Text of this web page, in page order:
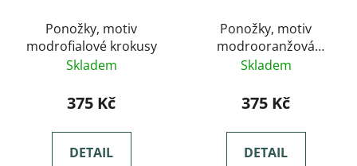
Ponožky, motiv
modrofialové krokusy
Skladem
375 Kč
DETAIL
Ponožky, motiv
modrooranžová
mandala
Skladem
375 Kč
DETAIL